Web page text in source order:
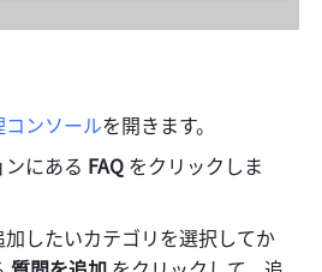
ンソールを開きます。
にある FAQ をクリックしま
したいカテゴリを選択してか